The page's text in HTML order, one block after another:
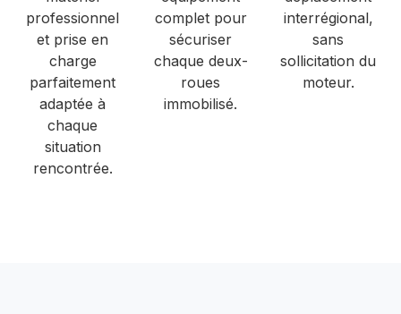
professionnel
et prise en
charge
parfaitement
adaptée à
chaque
situation
rencontrée.
complet pour
sécuriser
chaque deux-
roues
immobilisé.
interrégional,
sans
sollicitation du
moteur.